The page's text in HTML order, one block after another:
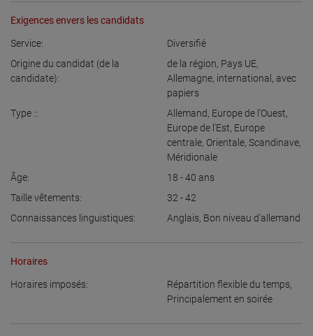
Exigences envers les candidats
Service:
Diversifié
Origine du candidat (de la
candidate):
de la région, Pays UE,
Allemagne, international, avec
papiers
Type ::
Allemand, Europe de l'Ouest,
Europe de l'Est, Europe
centrale, Orientale, Scandinave,
Méridionale
Âge:
18 - 40 ans
Taille vêtements:
32 - 42
Connaissances linguistiques:
Anglais, Bon niveau d'allemand
Horaires
Horaires imposés: Répartition flexible du temps,
Principalement en soirée